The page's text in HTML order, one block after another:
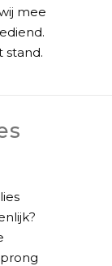
mee
stand.